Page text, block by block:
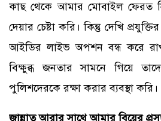
কাছ থেকে আমার মোবাইল ফেরত
দেয়ার চেষ্টা করি। কিন্তু দেখি
আইডির লাইভ অপশন বন্ধ করে
বিক্ষুব্ধ জনতার সামনে গিয়ে
পুলিশদেরকে রক্ষা করার ব্যবস্থা করি।
জান্নাত আরার সাথে আমার বিয়ের